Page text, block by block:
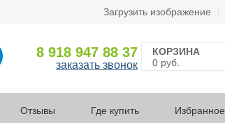
Загрузить изображение
8 918 947 88 37
заказать звонок
КОРЗИНА
0 руб.
Отзывы Где купить Избранное